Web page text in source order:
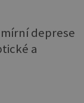
deprese
a